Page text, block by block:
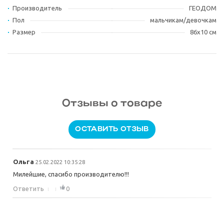
Производитель
ГЕОДОМ
Пол
мальчикам/девочкам
Размер
86х10 см
Отзывы о товаре
ОСТАВИТЬ ОТЗЫВ
Ольга 25.02.2022 10:35:28
Милейшие, спасибо производителю!!!
Ответить 0